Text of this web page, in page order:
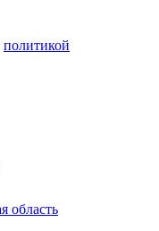
политикой